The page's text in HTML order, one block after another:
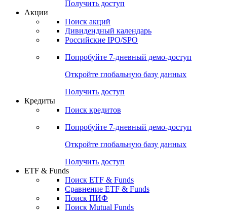
Получить доступ
Акции
Поиск акций
Дивидендный календарь
Российские IPO/SPO
Попробуйте 7-дневный демо-доступ
Откройте глобальную базу данных
Получить доступ
Кредиты
Поиск кредитов
Попробуйте 7-дневный демо-доступ
Откройте глобальную базу данных
Получить доступ
ETF & Funds
Поиск ETF & Funds
Сравнение ETF & Funds
Поиск ПИФ
Поиск Mutual Funds